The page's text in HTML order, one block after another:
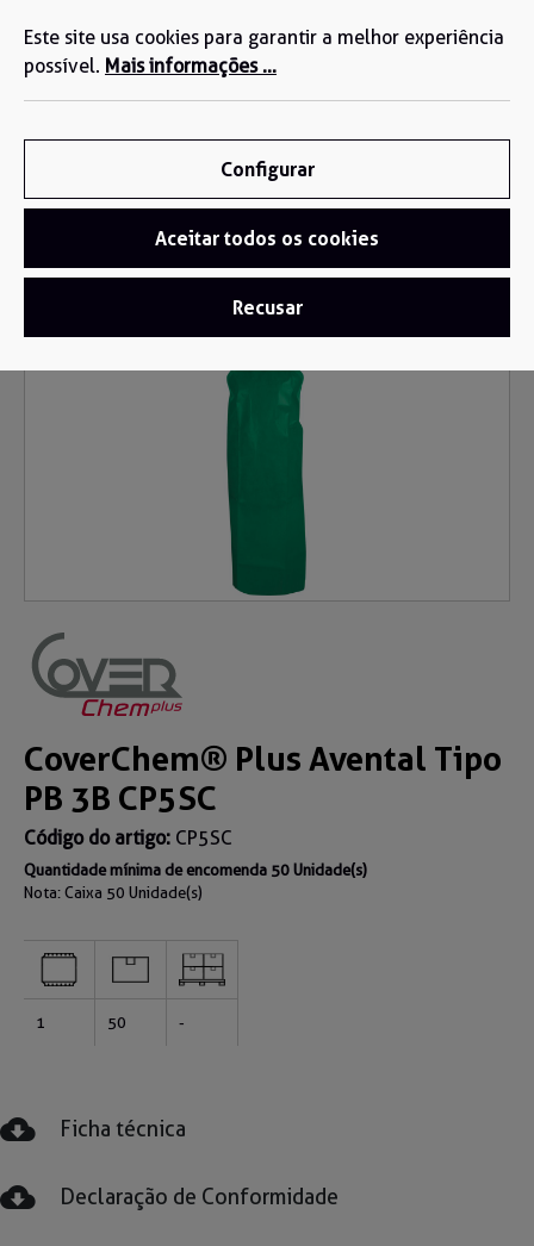
principal
Roupa descartável / Aventais Descartáveis
CoverChem® Plus Avental Tipo
PB 3B CP5SC
Código do artigo: CP5SC
Quantidade mínima de encomenda 50 Unidade(s)
Nota: Caixa 50 Unidade(s)
1 50 -
Ficha técnica
Declaração de Conformidade
Este site usa cookies para garantir a melhor experiência
possível. Mais informações ...
Configurar
Aceitar todos os cookies
Recusar